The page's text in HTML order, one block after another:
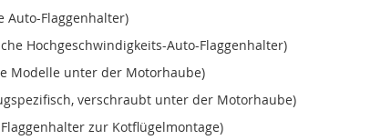
Auto-Flaggenhalter)
Hochgeschwindigkeits-Auto-Flaggenhalter)
Modelle unter der Motorhaube)
verschraubt unter der Motorhaube)
zur Kotflügelmontage)